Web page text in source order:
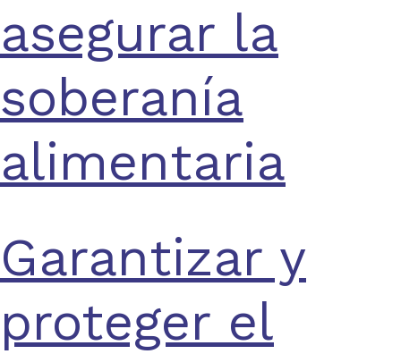
asegurar la
soberanía
alimentaria
Garantizar y
proteger el